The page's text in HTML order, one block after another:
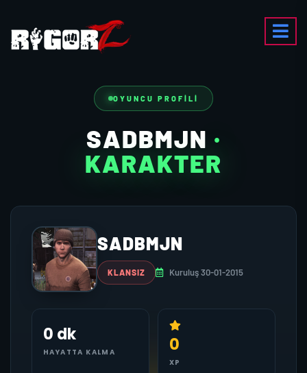
OYUNCU PROFILI
SADBMJN ·
KARAKTER
SADBMJN
KLANSIZ Kuruluş 30-01-2015
0 dk
HAYATTA KALMA 0
XP